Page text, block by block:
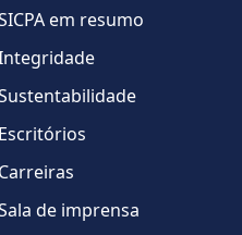
em resumo
Escritórios
Carreiras
de imprensa